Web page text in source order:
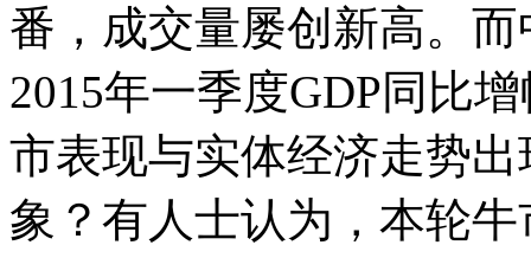
番，成交量屡创新高。
2015年一季度GDP同比
市表现与实体经济走势
象？有人士认为，本轮